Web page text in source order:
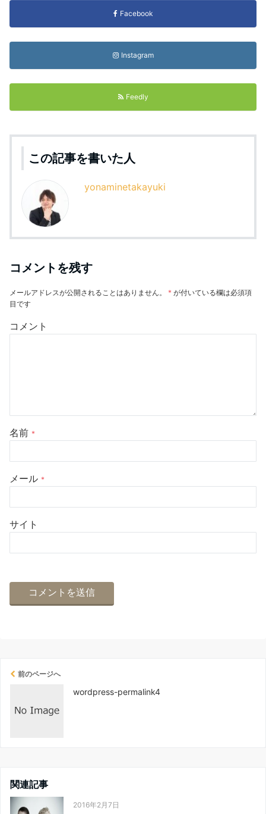
Facebook
Instagram
Feedly
この記事を書いた人
yonaminetakayuki
コメントを残す
メールアドレスが公開されることはありません。 * が付いている欄は必須項
目です
コメント
名前 *
メール *
サイト
前のページへ
wordpress-permalink4
関連記事
2016年2月7日